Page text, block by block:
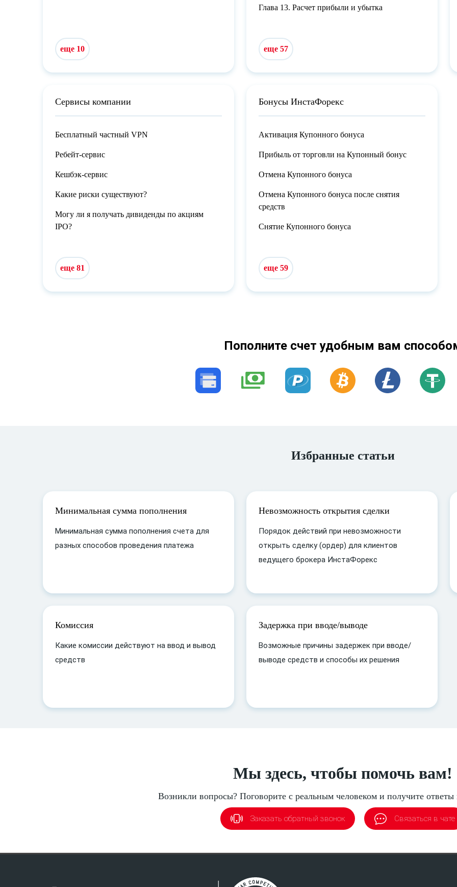
еще 10
Глава 13. Расчет прибыли и убытка
еще 57
Сервисы компании
Бесплатный частный VPN
Ребейт-сервис
Кешбэк-сервис
Какие риски существуют?
Могу ли я получать дивиденды по акциям
IPO?
еще 81
Бонусы ИнстаФорекс
Активация Купонного бонуса
Прибыль от торговли на Купонный бонус
Отмена Купонного бонуса
Отмена Купонного бонуса после снятия
средств
Снятие Купонного бонуса
еще 59
Пополните счет удобным вам
Избранные статьи
Минимальная сумма пополнения
Минимальная сумма пополнения счета для
разных способов проведения платежа
Невозможность открытия сделки
Порядок действий при невозможности
открыть сделку (ордер) для клиентов
ведущего брокера ИнстаФорекс
Комиссия
Какие комиссии действуют на ввод и вывод
средств
Задержка при вводе/выводе
Возможные причины задержек при вводе/
выводе средств и способы их решения
Мы здесь, чтобы помочь вам!
Возникли вопросы? Поговорите с реальным человеком и получите
Заказать обратный звонок Связаться в чате